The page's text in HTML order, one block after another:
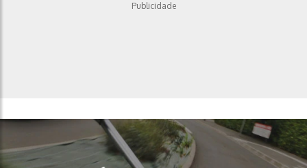
Publicidade